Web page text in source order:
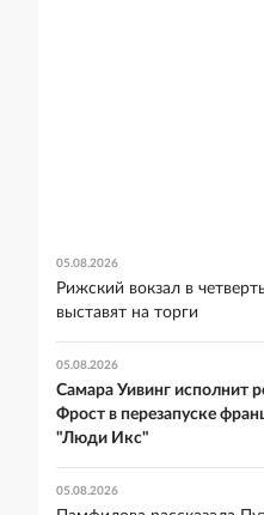
05.08.2026
Рижский вокзал в
выставят на торги
05.08.2026
Самара Уивинг исполнит
Фрост в перезапуске
"Люди Икс"
05.08.2026